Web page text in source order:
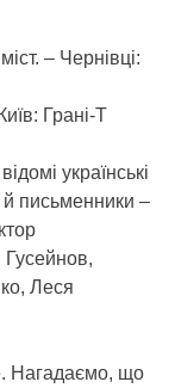
– Чернівці:
Грані-Т
українські
й письменники –
Гусейнов,
Леся
Нагадаємо, що